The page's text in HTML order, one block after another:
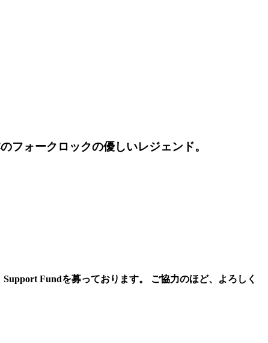
ォークロックの優しいレジェンド。
Fundを募っております。 ご協力のほど、よろしく